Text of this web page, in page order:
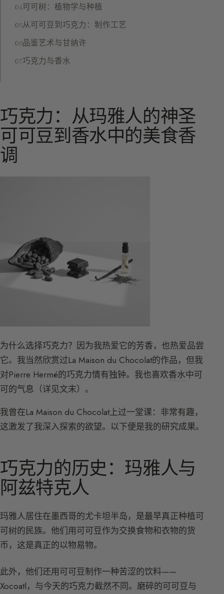
可可树：植物学与种植
从可可豆到巧克力：制作工艺
品鉴艺术与甘纳许
巧克力与香水
巧克力：从玛雅人的神圣
可可豆到香水中的美食香
调
为什么选择巧克力？因为我热爱它的芳香，也热爱品尝
它。我当然欣赏过La Maison du Chocolat的作品，但我
对Pierre Hermé的巧克力情有独钟。我也喜欢香水中可
可的气息（详见文末）。
我曾在La Maison du Chocolat上过一堂课：非常有趣，
这激发了我深入探索的欲望。以下便是我的研究成果。
巧克力的历史：玛雅人与
阿兹特克人
玛雅人居住在墨西哥的尤卡坦半岛，是最早真正种植可
可树的民族。他们用可可豆作为交换食物和衣物的货
币，这是真正的以物易物。
此外，他们还用可可豆制作一种苦涩的饮料——
Xocoatl，与今天的巧克力截然不同。磨碎的可可豆与